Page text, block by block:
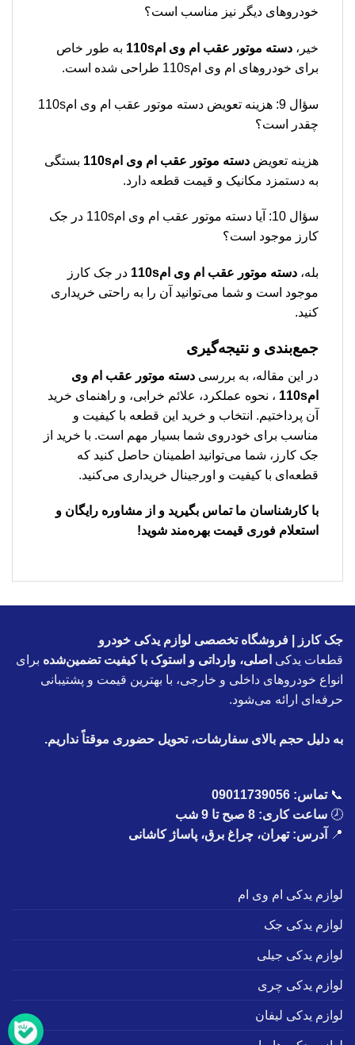
خودروهای دیگر نیز مناسب است؟
خیر، دسته موتور عقب ام وی ام110s
به طور خاص
برای خودروهای ام وی ام110s طراحی شده است.
سؤال 9: هزینه تعویض دسته موتور عقب ام وی ام110s
چقدر است؟
هزینه تعویض دسته موتور عقب ام وی ام110s
بستگی
به دستمزد مکانیک و قیمت قطعه دارد.
سؤال 10: آیا دسته موتور عقب ام وی ام110s در جک
کارز موجود است؟
بله، دسته موتور عقب ام وی ام110s
در جک کارز
موجود است و شما می‌توانید آن را به راحتی خریداری
کنید.
جمع‌بندی و نتیجه‌گیری
در این مقاله، به بررسی دسته موتور عقب ام وی
ام110s
، نحوه عملکرد، علائم خرابی، و راهنمای خرید
آن پرداختیم. انتخاب و خرید این قطعه با کیفیت و
مناسب برای خودروی شما بسیار مهم است. با خرید از
جک کارز، شما می‌توانید اطمینان حاصل کنید که
قطعه‌ای با کیفیت و اورجینال خریداری می‌کنید.
با کارشناسان ما تماس بگیرید و از مشاوره رایگان و
استعلام فوری قیمت بهره‌مند شوید!
جک کارز | فروشگاه تخصصی لوازم یدکی خودرو
قطعات یدکی اصلی، وارداتی و استوک با کیفیت تضمین‌شده برای
انواع خودروهای داخلی و خارجی، با بهترین قیمت و پشتیبانی
حرفه‌ای ارائه می‌شود.
به دلیل حجم بالای سفارشات، تحویل حضوری موقتاً نداریم.
📞تماس: 09011739056
🕗 ساعت کاری: 8 صبح تا 9 شب
📍
آدرس: تهران، چراغ برق، پاساژ کاشانی
لوازم یدکی ام وی ام
لوازم یدکی جک
لوازم یدکی جیلی
لوازم یدکی چری
لوازم یدکی لیفان